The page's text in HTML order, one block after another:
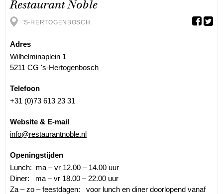
Restaurant Noble
'S-HERTOGENBOSCH
Adres
Wilhelminaplein 1
5211 CG 's-Hertogenbosch
Telefoon
+31 (0)73 613 23 31
Website & E-mail
info@restaurantnoble.nl
Openingstijden
Lunch: ma – vr 12.00 – 14.00 uur
Diner: ma – vr 18.00 – 22.00 uur
Za – zo – feestdagen: voor lunch en diner doorlopend vanaf